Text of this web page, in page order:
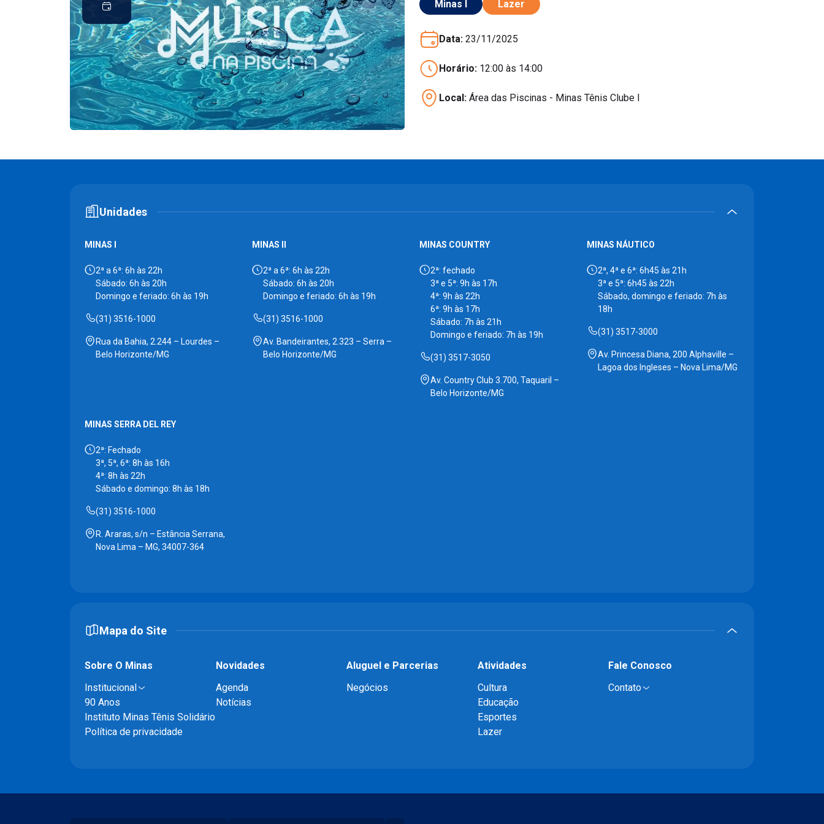
Minas I Lazer
Data: 23/11/2025
Horário: 12:00 às 14:00
Local: Área das Piscinas - Minas Tênis Clube I
Unidades
MINAS I
2ª a 6ª: 6h às 22h
Sábado: 6h às 20h
Domingo e feriado: 6h às 19h
(31) 3516-1000
Rua da Bahia, 2.244 – Lourdes –
Belo Horizonte/MG
MINAS II
2ª a 6ª: 6h às 22h
Sábado: 6h às 20h
Domingo e feriado: 6h às 19h
(31) 3516-1000
Av. Bandeirantes, 2.323 – Serra –
Belo Horizonte/MG
MINAS COUNTRY
2ª: fechado
3ª e 5ª: 9h às 17h
4ª: 9h às 22h
6ª: 9h às 17h
Sábado: 7h às 21h
Domingo e feriado: 7h às 19h
(31) 3517-3050
Av. Country Club 3.700, Taquaril –
Belo Horizonte/MG
MINAS NÁUTICO
2ª, 4ª e 6ª: 6h45 às 21h
3ª e 5ª: 6h45 às 22h
Sábado, domingo e feriado: 7h às
18h
(31) 3517-3000
Av. Princesa Diana, 200 Alphaville –
Lagoa dos Ingleses – Nova Lima/MG
MINAS SERRA DEL REY
2ª: Fechado
3ª, 5ª, 6ª: 8h às 16h
4ª: 8h às 22h
Sábado e domingo: 8h às 18h
(31) 3516-1000
R. Araras, s/n – Estância Serrana,
Nova Lima – MG, 34007-364
Mapa do Site
Sobre O Minas
Institucional
90 Anos
Instituto Minas Tênis Solidário
Política de privacidade
Novidades
Agenda
Notícias
Aluguel e Parcerias
Negócios
Atividades
Cultura
Educação
Esportes
Lazer
Fale Conosco
Contato